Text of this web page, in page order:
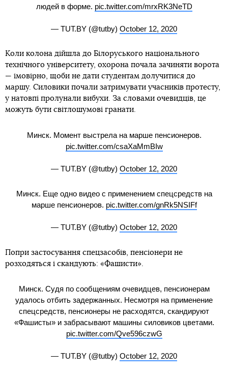
людей в форме. pic.twitter.com/mrxRK3NeTD
— TUT.BY (@tutby) October 12, 2020
Коли колона дійшла до Білоруського національного
технічного університету, охорона почала зачиняти ворота
— імовірно, щоби не дати студентам долучитися до
маршу. Силовики почали затримувати учасників протесту,
у натовпі пролунали вибухи. За словами очевидців, це
можуть бути світлошумові гранати.
Минск. Момент выстрела на марше пенсионеров.
pic.twitter.com/csaXaMmBIw
— TUT.BY (@tutby) October 12, 2020
Минск. Еще одно видео с применением спецсредств на
марше пенсионеров. pic.twitter.com/gnRk5NSIFf
— TUT.BY (@tutby) October 12, 2020
Попри застосування спецзасобів, пенсіонери не
розходяться і скандують: «Фашисти».
Минск. Судя по сообщениям очевидцев, пенсионерам
удалось отбить задержанных. Несмотря на применение
спецсредств, пенсионеры не расходятся, скандируют
«Фашисты» и забрасывают машины силовиков цветами.
pic.twitter.com/Qve596czwG
— TUT.BY (@tutby) October 12, 2020